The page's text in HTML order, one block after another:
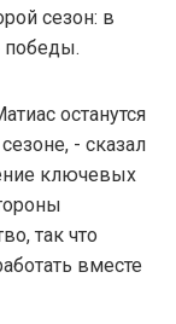
сезон: в
победы.
останутся
- сказал
ключевых
так что
вместе